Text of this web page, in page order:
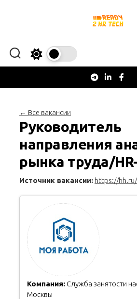
← Все вакансии
Руководитель
направления
рынка труда/
Источник вакансии: https://hh.ru/
Компания: Служба занятости
Москвы